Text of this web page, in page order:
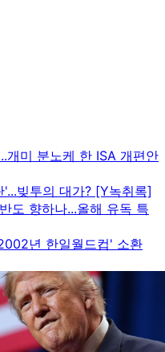
개미 분노케 한 ISA 개편안
빚투의 대가? [Y녹취록]
도 향하나...올해 유독 특
년 한일월드컵' 소환